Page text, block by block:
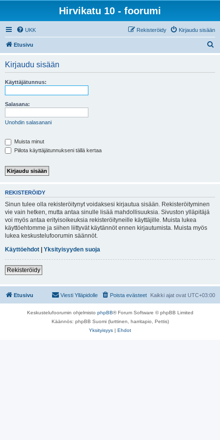
Hirvikatu 10 - foorumi
UKK Kirjaudu sisään
Rekisteröidy
Etusivu
Kirjaudu sisään
Käyttäjätunnus:
Salasana:
Unohdin salasanani
Muista minut
Piilota käyttäjätunnukseni tällä kertaa
REKISTERÖIDY
Sinun tulee olla rekisteröitynyt voidaksesi kirjautua sisään. Rekisteröityminen
vie vain hetken, mutta antaa sinulle lisää mahdollisuuksia. Sivuston ylläpitäjä
voi myös antaa erityisoikeuksia rekisteröityneille käyttäjille. Muista lukea
käyttöehtomme ja siihen liittyvät käytännöt ennen kirjautumista. Muista myös
lukea keskustelufoorumin säännöt.
Käyttöehdot | Yksityisyyden suoja
Rekisteröidy
Etusivu Kaikki ajat ovat UTC+03:00
Poista evästeet
Viesti Ylläpidolle
Keskustelufoorumin ohjelmisto phpBB® Forum Software © phpBB Limited
Käännös: phpBB Suomi (lurttinen, harritapio, Pettis)
Yksityisyys | Ehdot